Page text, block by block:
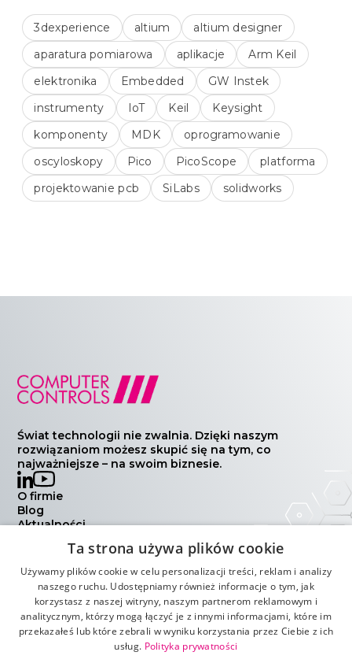
3dexperience altium
altium designer
aparatura pomiarowa
aplikacje
Arm Keil
elektronika
Embedded
GW Instek
instrumenty
IoT Keil
Keysight
komponenty
MDK
oprogramowanie
oscyloskopy
Pico PicoScope
platforma
projektowanie pcb
SiLabs solidworks
Świat technologii nie zwalnia. Dzięki naszym
rozwiązaniom możesz skupić się na tym, co
najważniejsze – na swoim biznesie.
O firmie
Blog
Aktualności
Polityka prywatności
Warunki handlowe
Ta strona używa plików cookie
Używamy plików cookie w celu personalizacji treści, reklam i analizy
naszego ruchu. Udostępniamy również informacje o tym, jak
korzystasz z naszej witryny, naszym partnerom reklamowym i
analitycznym, którzy mogą łączyć je z innymi informacjami, które im
przekazałeś lub które zebrali w wyniku korzystania przez Ciebie z ich
usług. Polityka prywatności